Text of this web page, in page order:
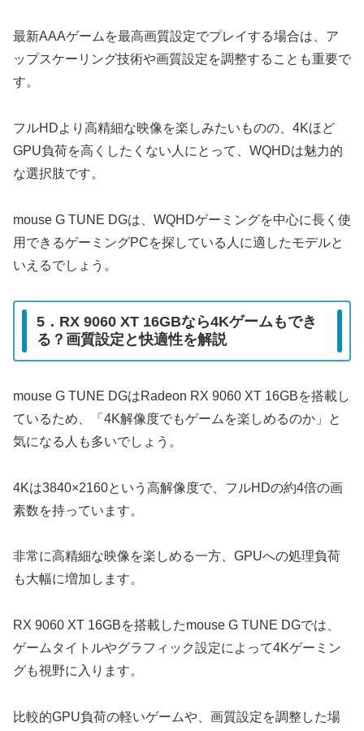
最新AAAゲームを最高画質設定でプレイする場合は、ア
ップスケーリング技術や画質設定を調整することも重要で
す。
フルHDより高精細な映像を楽しみたいものの、4Kほど
GPU負荷を高くしたくない人にとって、WQHDは魅力的
な選択肢です。
mouse G TUNE DGは、WQHDゲーミングを中心に長く使
用できるゲーミングPCを探している人に適したモデルと
いえるでしょう。
5．RX 9060 XT 16GBなら4Kゲームもでき
る？画質設定と快適性を解説
mouse G TUNE DGはRadeon RX 9060 XT 16GBを搭載し
ているため、「4K解像度でもゲームを楽しめるのか」と
気になる人も多いでしょう。
4Kは3840×2160という高解像度で、フルHDの約4倍の画
素数を持っています。
非常に高精細な映像を楽しめる一方、GPUへの処理負荷
も大幅に増加します。
RX 9060 XT 16GBを搭載したmouse G TUNE DGでは、
ゲームタイトルやグラフィック設定によって4Kゲーミン
グも視野に入ります。
比較的GPU負荷の軽いゲームや、画質設定を調整した場